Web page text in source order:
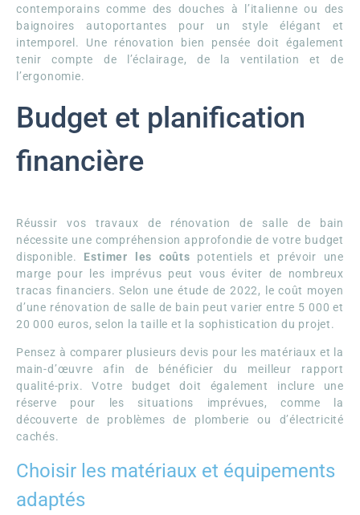
contemporains comme des douches à l’italienne ou des
baignoires autoportantes pour un style élégant et
intemporel. Une rénovation bien pensée doit également
tenir compte de l’éclairage, de la ventilation et de
l’ergonomie.
Budget et planification
financière
Réussir vos travaux de rénovation de salle de bain
nécessite une compréhension approfondie de votre budget
disponible. Estimer les coûts potentiels et prévoir une
marge pour les imprévus peut vous éviter de nombreux
tracas financiers. Selon une étude de 2022, le coût moyen
d’une rénovation de salle de bain peut varier entre 5 000 et
20 000 euros, selon la taille et la sophistication du projet.
Pensez à comparer plusieurs devis pour les matériaux et la
main-d’œuvre afin de bénéficier du meilleur rapport
qualité-prix. Votre budget doit également inclure une
réserve pour les situations imprévues, comme la
découverte de problèmes de plomberie ou d’électricité
cachés.
Choisir les matériaux et équipements
adaptés